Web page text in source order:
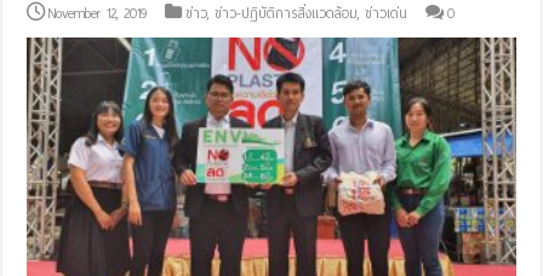
November 12, 2019 ข่าว,ข่าว-ปฏิบัติการสิ่งแวดล้อม,ข่าวเด่น 0